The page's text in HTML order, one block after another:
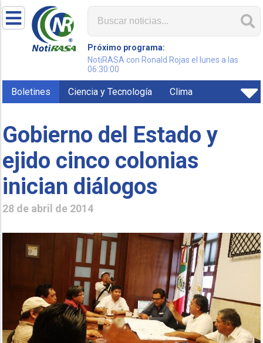
Próximo programa:
NotiRASA con Ronald Rojas el lunes a las
06:30:00
Boletines Ciencia y Tecnología Clima
Gobierno del Estado y
ejido cinco colonias
inician diálogos
28 de abril de 2014